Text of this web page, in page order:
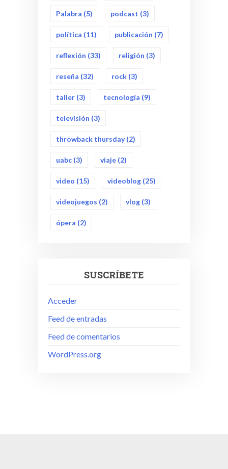
Palabra (5) podcast (3)
política (11) publicación (7)
reflexión (33) religión (3)
reseña (32) rock (3)
taller (3) tecnología (9)
televisión (3)
throwback thursday(2)
uabc (3) viaje (2)
video (15) videoblog (25)
videojuegos (2) vlog (3)
ópera (2)
SUSCRÍBETE
Acceder
Feed de entradas
Feed de comentarios
WordPress.org